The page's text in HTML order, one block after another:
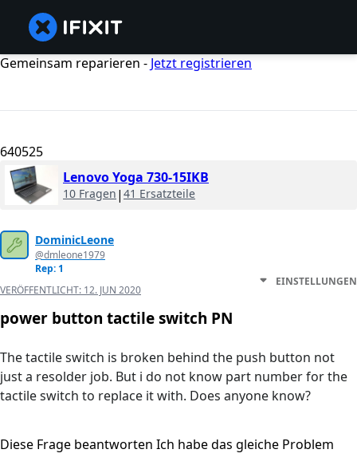
Gemeinsam reparieren - Jetzt registrieren
640525
Lenovo Yoga 730-15IKB
10 Fragen | 41 Ersatzteile
DominicLeone
@dmleone1979
Rep: 1
VERÖFFENTLICHT: 12. JUN 2020
EINSTELLUNGEN
power button tactile switch PN
The tactile switch is broken behind the push button not
just a resolder job. But i do not know part number for the
tactile switch to replace it with. Does anyone know?
Diese Frage beantworten Ich habe das gleiche Problem